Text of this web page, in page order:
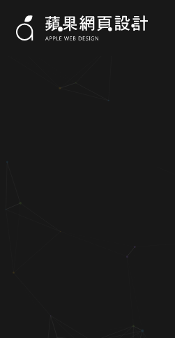
喜鵲生活股份有
頁設計-客製化設
證有訂單